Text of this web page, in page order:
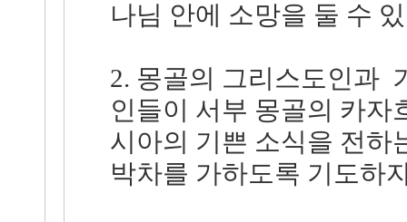
나님 안에 소망을 둘 수
2. 몽골의 그리스도인과
인들이 서부 몽골의 카자
시아의 기쁜 소식을 전하
박차를 가하도록 기도하